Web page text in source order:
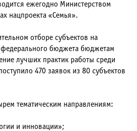
ежегодно Министерством
нацпроекта «Семья».
отборе субъектов на
федерального бюджета бюджетам
лучших практик работы среди
470 заявок из 80 субъектов
тематическим направлениям:
и инновации»;